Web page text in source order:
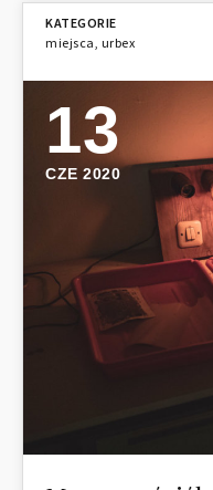
miejsca urbex
13
CZE 2020